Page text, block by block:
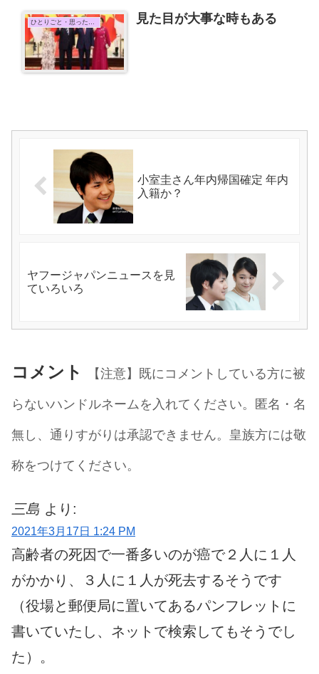
見た目が大事な時もある
小室圭さん年内帰国確定 年内
入籍か？
ヤフージャパンニュースを見
ていろいろ
コメント
【注意】既にコメントしている方に被
らないハンドルネームを入れてください。匿名・名
無し、通りすがりは承認できません。皇族方には敬
称をつけてください。
三島 より:
2021年3月17日 1:24 PM
高齢者の死因で一番多いのが癌で２人に１人
がかかり、３人に１人が死去するそうです
（役場と郵便局に置いてあるパンフレットに
書いていたし、ネットで検索してもそうでし
た）。